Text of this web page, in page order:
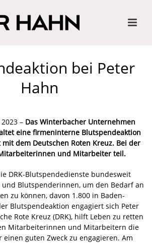
bei Peter
Hahn
– Das Winterbacher Unternehmen
eine firmeninterne Blutspendeaktion
dem Deutschen Roten Kreuz. Bei der
und Mitarbeiter teil.
DRK-Blutspendedienste bundesweit
und Blutspenderinnen, um den Bedarf an
zu können, davon 1.800 in Baden-
Blutspendeaktion engagiert sich Peter
Rote Kreuz (DRK), hilft Leben zu retten
Mitarbeiterinnen und Mitarbeitern die
einen guten Zweck zu engagieren. Am